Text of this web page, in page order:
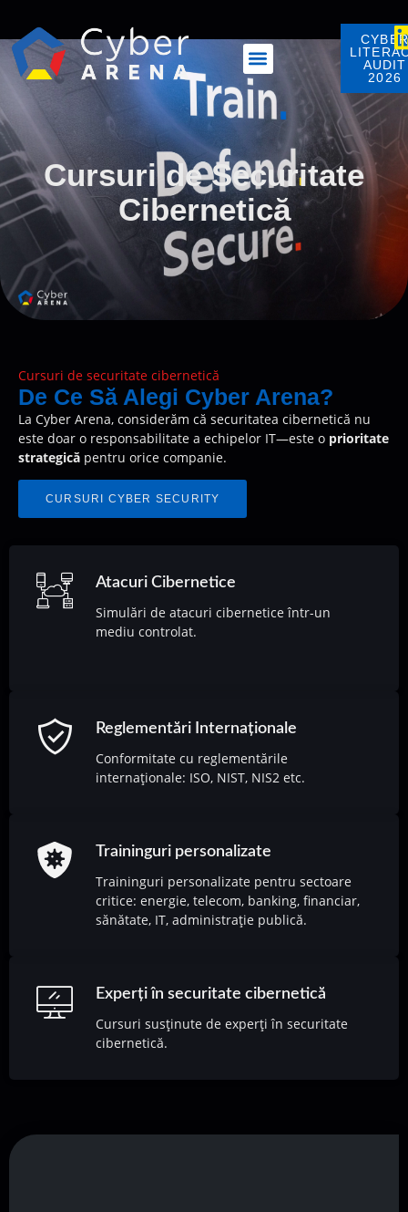
AUDIT
2026
Cursuri de Securitate
Cibernetică
Cursuri de securitate cibernetică
De Ce Să Alegi Cyber Arena?
La Cyber Arena, considerăm că securitatea cibernetică nu
este doar o responsabilitate a echipelor IT—este o prioritate
strategică pentru orice companie.
CURSURI CYBER SECURITY
Atacuri Cibernetice
Simulări de atacuri cibernetice într-un
mediu controlat.
Reglementări Internaționale
Conformitate cu reglementările
internaționale: ISO, NIST, NIS2 etc.
Traininguri personalizate
Traininguri personalizate pentru sectoare
critice: energie, telecom, banking, financiar,
sănătate, IT, administrație publică.
Experți în securitate cibernetică
Cursuri susținute de experți în securitate
cibernetică.